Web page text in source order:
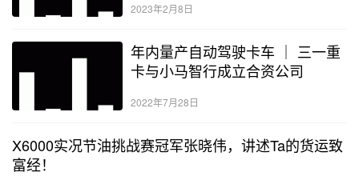
2023年2月8日
年内量产自动驾驶卡车 ｜ 三一重
卡与小马智行成立合资公司
2022年7月28日
X6000实况节油挑战赛冠军张晓伟，讲述Ta的货运致
富经！